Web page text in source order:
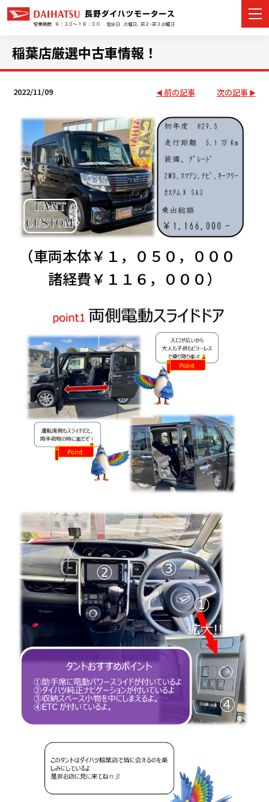
カーラインナップ
展示車・試乗車
店舗情報
イベント・キャンペーン
ご購入者サポート
会社情報
稲葉店厳選中古車情報！
2022/11/09 前の記事 次の記事
（車両本体￥１，０５０，０００
諸経費￥１１６，０００）